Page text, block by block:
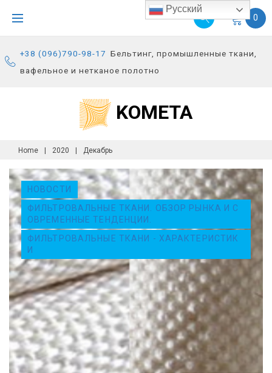
p
0
+38 (096)790-98-17 Бельтинг, промышленные ткани,
вафельное и нетканое полотно
KOMETA
Home 2020 Декабрь
М
Е
С
Я
Ц
:
Д
Е
К
А
Б
Р
Ь
НОВОСТИ
ФИЛЬТРОВАЛЬНЫЕ ТКАНИ. ОБЗОР РЫНКА И С
ОВРЕМЕННЫЕ ТЕНДЕНЦИИ.
ФИЛЬТРОВАЛЬНЫЕ ТКАНИ - ХАРАКТЕРИСТИК
И
Русский